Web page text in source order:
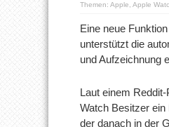
Themen: Apple, Apple
Eine neue
unterstützt die
und Aufzeichnung
Laut einem
Watch Besitzer
der danach in der